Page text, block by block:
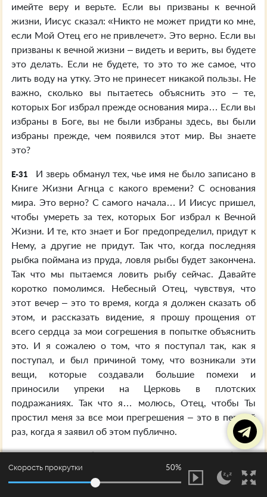
имейте веру и верьте. Если вы призваны к вечной
жизни, Иисус сказал: «Никто не может придти ко мне,
если Мой Отец его не привлечет». Это верно. Если вы
призваны к вечной жизни – видеть и верить, вы будете
это делать. Если не будете, то это то же самое, что
лить воду на утку. Это не принесет никакой пользы. Не
важно, сколько вы пытаетесь объяснить это – те,
которых Бог избрал прежде основания мира… Если вы
избраны в Боге, вы не были избраны здесь, вы были
избраны прежде, чем появился этот мир. Вы знаете
это?
E-31
И зверь обманул тех, чье имя не было записано в
Книге Жизни Агнца с какого времени? С основания
мира. Это верно? С самого начала… И Иисус пришел,
чтобы умереть за тех, которых Бог избрал к Вечной
Жизни. И те, кто знает и Бог предопределил, придут к
Нему, а другие не придут. Так что, когда последняя
рыбка поймана из пруда, ловля рыбы будет закончена.
Так что мы пытаемся ловить рыбу сейчас. Давайте
коротко помолимся. Небесный Отец, чувствуя, что
этот вечер – это то время, когда я должен сказать об
этом, и рассказать видение, я прошу прощения от
всего сердца за мои согрешения в попытке объяснить
это. И я сожалею о том, что я поступал так, как я
поступал, и был причиной тому, что возникали эти
вещи, которые создавали большие помехи и
приносили упреки на Церковь в плотских
подражаниях. Так что я… молюсь, Отец, чтобы Ты
простил меня за все мои прегрешения – это в первый
раз, когда я заявил об этом публично.
Я прошу Тебя сейчас, дорогой Иисус, чтобы Ты
помог нам сегодня вечером и чрезвычайно, обильно
благословил нас сегодня вечером и излил Свои
Скорость прокрутки 50%